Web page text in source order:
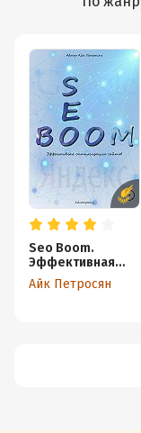
Seo Boom.
Эффективная
оптимизация
сайтов
Айк Петросян